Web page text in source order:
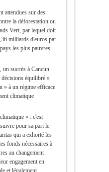
attendues sur des
la déforestation ou
Vert, par lequel doit
milliards d'euros par
les plus pauvres.
succès à Cancun
équilibré »
» à un régime efficace
climatique.
» : c'est
pour sa part le
qui a exhorté les
fonds nécessaires à
au changement
engagement en
et légalement